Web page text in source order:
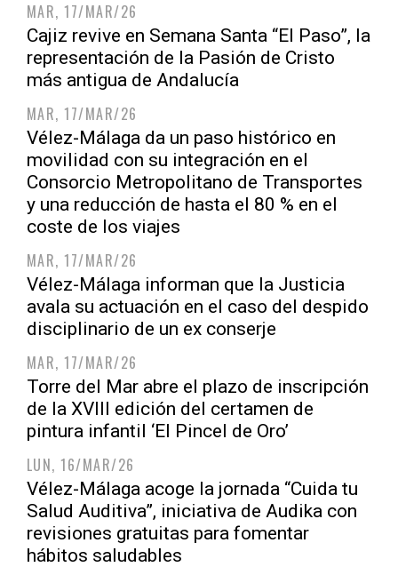
MAR, 17/MAR/26
Cajiz revive en Semana Santa “El Paso”, la
representación de la Pasión de Cristo
más antigua de Andalucía
MAR, 17/MAR/26
Vélez-Málaga da un paso histórico en
movilidad con su integración en el
Consorcio Metropolitano de Transportes
y una reducción de hasta el 80 % en el
coste de los viajes
MAR, 17/MAR/26
Vélez-Málaga informan que la Justicia
avala su actuación en el caso del despido
disciplinario de un ex conserje
MAR, 17/MAR/26
Torre del Mar abre el plazo de inscripción
de la XVIII edición del certamen de
pintura infantil ‘El Pincel de Oro’
LUN, 16/MAR/26
Vélez-Málaga acoge la jornada “Cuida tu
Salud Auditiva”, iniciativa de Audika con
revisiones gratuitas para fomentar
hábitos saludables